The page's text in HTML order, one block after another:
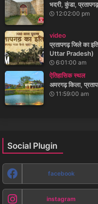
भदरी, कुंडा,
12:02:00 pm
video
प्रतापगढ़ जिले का
Uttar Pradesh)
6:01:00 am
ऐतिहासिक स्थल
अमरगढ़ किला,
11:59:00 am
Social Plugin
facebook
instagram